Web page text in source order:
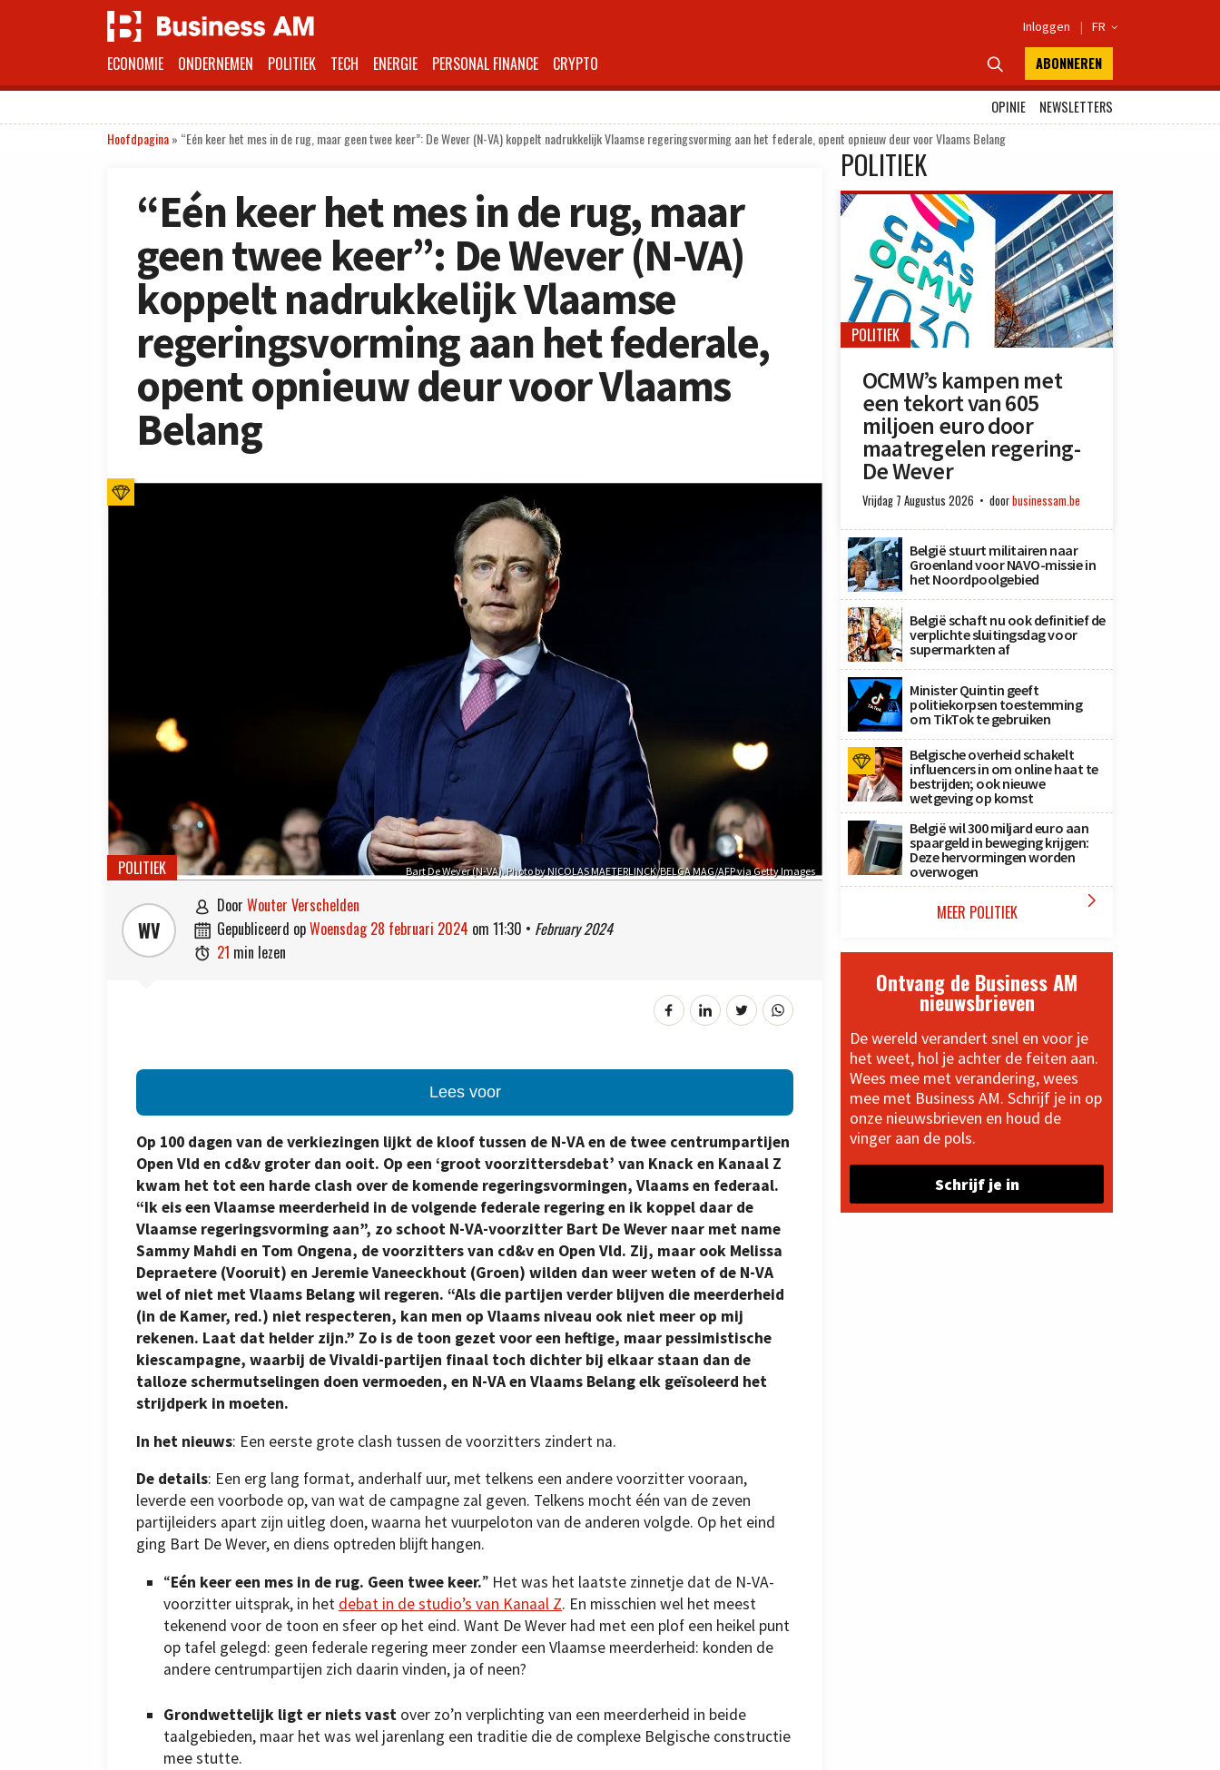
Inloggen | FR 
ECONOMIE ONDERNEMEN POLITIEK TECH ENERGIE PERSONAL FINANCE CRYPTO  ABONNEREN
OPINIE
NEWSLETTERS
Hoofdpagina» “Eén keer het mes in de rug, maar geen twee keer”: De Wever (N-VA) koppelt nadrukkelijk Vlaamse regeringsvorming aan het federale, opent opnieuw deur voor Vlaams Belang
“Eén keer het mes in de rug, maar
geen twee keer”: De Wever (N-VA)
koppelt nadrukkelijk Vlaamse
regeringsvorming aan het federale,
opent opnieuw deur voor Vlaams
Belang
Bart De Wever (N-VA). Photo by NICOLAS MAETERLINCK/BELGA MAG/AFP via Getty Images
POLITIEK
WV
 door Wouter Verschelden
 gepubliceerd op woensdag 28 februari 2024 om 11:30 • February 2024
 21 min lezen
Lees voor
Op 100 dagen van de verkiezingen lijkt de kloof tussen de N-VA en de twee centrumpartijen
Open Vld en cd&v groter dan ooit. Op een ‘groot voorzittersdebat’ van Knack en Kanaal Z
kwam het tot een harde clash over de komende regeringsvormingen, Vlaams en federaal.
“Ik eis een Vlaamse meerderheid in de volgende federale regering en ik koppel daar de
Vlaamse regeringsvorming aan”, zo schoot N-VA-voorzitter Bart De Wever naar met name
Sammy Mahdi en Tom Ongena, de voorzitters van cd&v en Open Vld. Zij, maar ook Melissa
Depraetere (Vooruit) en Jeremie Vaneeckhout (Groen) wilden dan weer weten of de N-VA
wel of niet met Vlaams Belang wil regeren. “Als die partijen verder blijven die meerderheid
(in de Kamer, red.) niet respecteren, kan men op Vlaams niveau ook niet meer op mij
rekenen. Laat dat helder zijn.” Zo is de toon gezet voor een heftige, maar pessimistische
kiescampagne, waarbij de Vivaldi-partijen finaal toch dichter bij elkaar staan dan de
talloze schermutselingen doen vermoeden, en N-VA en Vlaams Belang elk geïsoleerd het
strijdperk in moeten.
In het nieuws: Een eerste grote clash tussen de voorzitters zindert na.
De details: Een erg lang format, anderhalf uur, met telkens een andere voorzitter vooraan,
leverde een voorbode op, van wat de campagne zal geven. Telkens mocht één van de zeven
partijleiders apart zijn uitleg doen, waarna het vuurpeloton van de anderen volgde. Op het eind
ging Bart De Wever, en diens optreden blijft hangen.
“Eén keer een mes in de rug. Geen twee keer.” Het was het laatste zinnetje dat de N-VA-
voorzitter uitsprak, in het debat in de studio’s van Kanaal Z. En misschien wel het meest
tekenend voor de toon en sfeer op het eind. Want De Wever had met een plof een heikel punt
op tafel gelegd: geen federale regering meer zonder een Vlaamse meerderheid: konden de
andere centrumpartijen zich daarin vinden, ja of neen?
Grondwettelijk ligt er niets vast over zo’n verplichting van een meerderheid in beide
taalgebieden, maar het was wel jarenlang een traditie die de complexe Belgische constructie
mee stutte.
POLITIEK
POLITIEK
OCMW’s kampen met
een tekort van 605
miljoen euro door
maatregelen regering-
De Wever
Vrijdag 7 Augustus 2026 doorbusinessam.be
België stuurt militairen naar
Groenland voor NAVO-missie in
het Noordpoolgebied
België schaft nu ook definitief de
verplichte sluitingsdag voor
supermarkten af
Minister Quintin geeft
politiekorpsen toestemming
om TikTok te gebruiken
Belgische overheid schakelt
influencers in om online haat te
bestrijden; ook nieuwe
wetgeving op komst
België wil 300 miljard euro aan
spaargeld in beweging krijgen:
Deze hervormingen worden
overwogen
MEER POLITIEK 
Ontvang de Business AM
nieuwsbrieven
De wereld verandert snel en voor je
het weet, hol je achter de feiten aan.
Wees mee met verandering, wees
mee met Business AM. Schrijf je in op
onze nieuwsbrieven en houd de
vinger aan de pols.
Schrijf je in